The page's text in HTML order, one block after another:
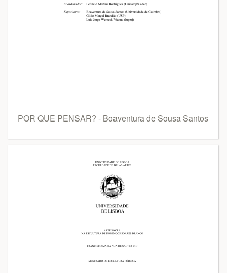
POR QUE PENSAR? - Boaventura de Sousa Santos